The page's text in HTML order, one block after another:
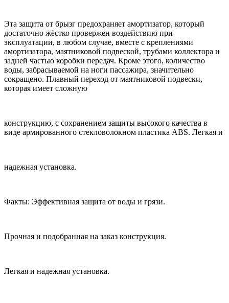
Эта защита от брызг предохраняет амортизатор, который
достаточно жёстко провержен воздействию при
эксплуатации, в любом случае, вместе с креплениями
амортизатора, маятниковой подвеской, трубами коллектора и
задней частью коробки передач. Кроме этого, количество
воды, забрасываемой на ноги пассажира, значительно
сокращено. Плавный переход от маятниковой подвески,
которая имеет сложную
конструкцию, с сохранением защиты высокого качества в
виде армированного стекловолокном пластика ABS. Легкая и
надежная установка.
Факты: Эффективная защита от воды и грязи.
Прочная и подобранная на заказ конструкция.
Легкая и надежная установка.